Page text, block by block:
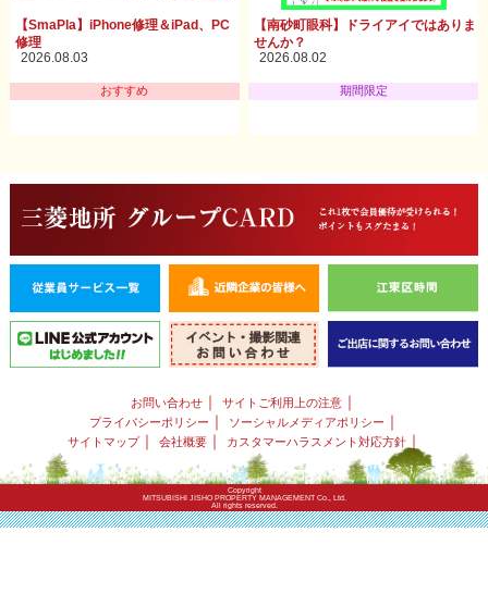
【SmaPla】iPhone修理＆iPad、PC
修理
2026.08.03
おすすめ
【南砂町眼科】ドライアイではありま
せんか？
2026.08.02
期間限定
お問い合わせ ｜ サイトご利用上の注意 ｜
プライバシーポリシー ｜ ソーシャルメディアポリシー ｜
サイトマップ｜ 会社概要｜ カスタマーハラスメント対応方針｜
Copyright
MITSUBISHI JISHO PROPERTY MANAGEMENT Co., Ltd.
All rights reserved.